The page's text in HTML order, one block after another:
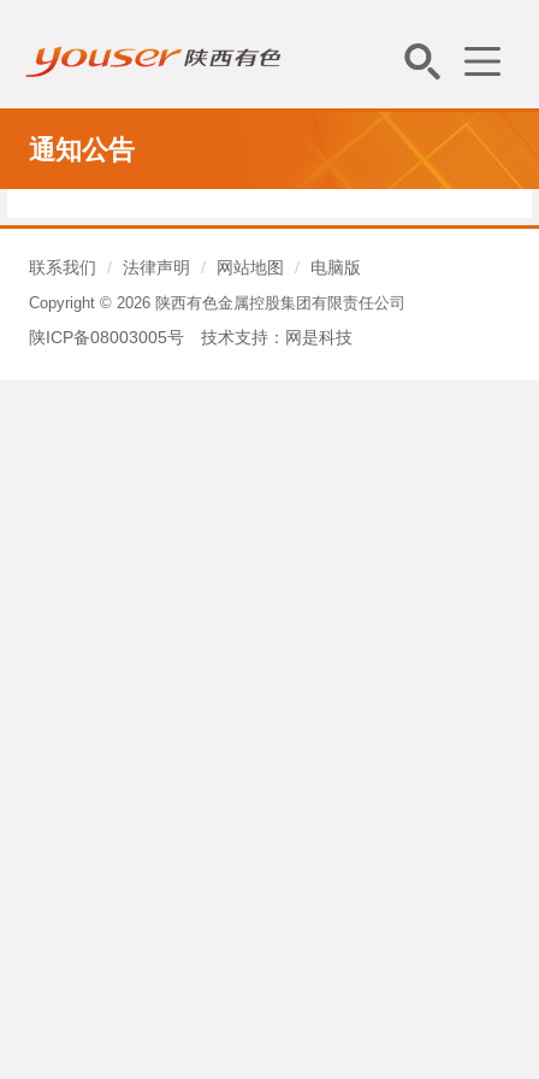
通知公告
联系我们 / 法律声明 / 网站地图 / 电脑版
Copyright © 2026 陕西有色金属控股集团有限责任公司
陕ICP备08003005号技术支持： 网是科技